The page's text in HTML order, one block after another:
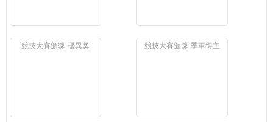
競技大賽頒獎-優異獎 競技大賽頒獎-季軍得主